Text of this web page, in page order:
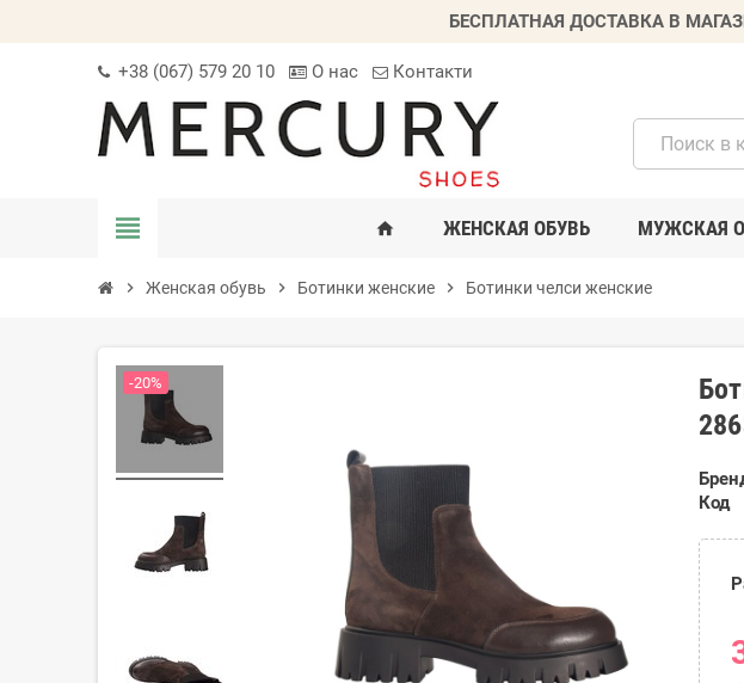
БЕСПЛАТНАЯ ДОСТАВКА В
+38 (067) 579 20 10 О нас Контакти
view_headline home ЖЕНСКАЯ ОБУВЬ МУЖСКАЯ
chevron_right Женская обувь chevron_right Ботинки женские chevron_right Ботинки челси женские
-20%
Код